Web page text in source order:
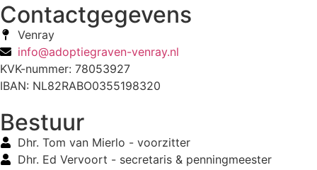
Contactgegevens
Venray
info@adoptiegraven-venray.nl
KVK-nummer: 78053927
IBAN: NL82RABO0355198320
Bestuur
Dhr. Tom van Mierlo - voorzitter
Dhr. Ed Vervoort - secretaris & penningmeester